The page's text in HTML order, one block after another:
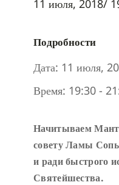
11 июля, 2018/
Подробности
Дата: 11 июля,
Время: 19:30 -
Начитываем
совету Ламы
и ради быстрого
Святейшества.